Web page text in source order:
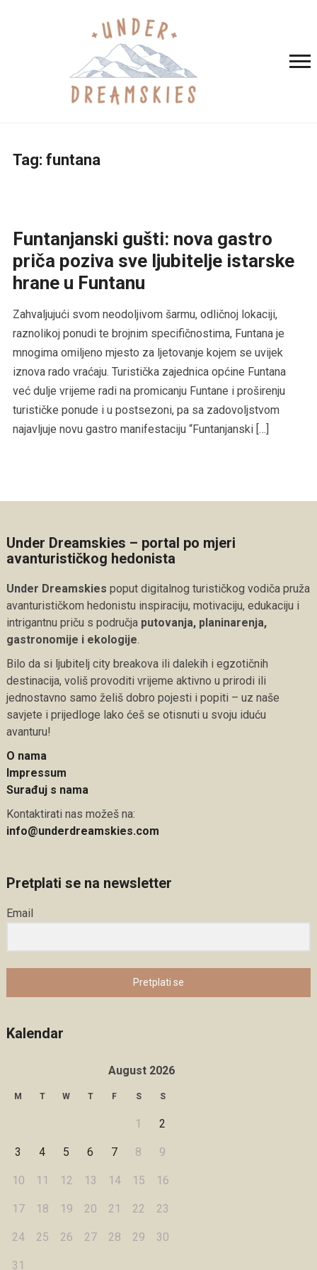
Tag: funtana
Funtanjanski gušti: nova gastro
priča poziva sve ljubitelje istarske
hrane u Funtanu
Zahvaljujući svom neodoljivom šarmu, odličnoj lokaciji,
raznolikoj ponudi te brojnim specifičnostima, Funtana je
mnogima omiljeno mjesto za ljetovanje kojem se uvijek
iznova rado vraćaju. Turistička zajednica općine Funtana
već dulje vrijeme radi na promicanju Funtane i proširenju
turističke ponude i u postsezoni, pa sa zadovoljstvom
najavljuje novu gastro manifestaciju “Funtanjanski […]
Under Dreamskies – portal po mjeri
avanturističkog hedonista
Under Dreamskies poput digitalnog turističkog vodiča pruža
avanturističkom hedonistu inspiraciju, motivaciju, edukaciju i
intrigantnu priču s područja putovanja, planinarenja,
gastronomije i ekologije.
Bilo da si ljubitelj city breakova ili dalekih i egzotičnih
destinacija, voliš provoditi vrijeme aktivno u prirodi ili
jednostavno samo želiš dobro pojesti i popiti – uz naše
savjete i prijedloge lako ćeš se otisnuti u svoju iduću
avanturu!
O nama
Impressum
Surađuj s nama
Kontaktirati nas možeš na:
info@underdreamskies.com
Pretplati se na newsletter
Email
Pretplati se
Kalendar
August 2026
M T W T F S S
1 2
3 4 5 6 7 8 9
10 11 12 13 14 15 16
17 18 19 20 21 22 23
24 25 26 27 28 29 30
31